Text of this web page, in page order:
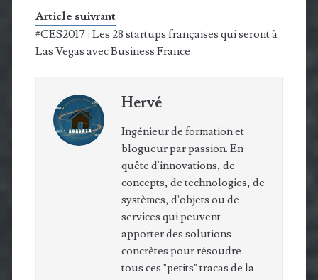
Article suivrant
#CES2017 : Les 28 startups françaises qui seront à
Las Vegas avec Business France
Hervé
Ingénieur de formation et
blogueur par passion. En
quête d'innovations, de
concepts, de technologies, de
systèmes, d'objets ou de
services qui peuvent
apporter des solutions
concrètes pour résoudre
tous ces "petits" tracas de la